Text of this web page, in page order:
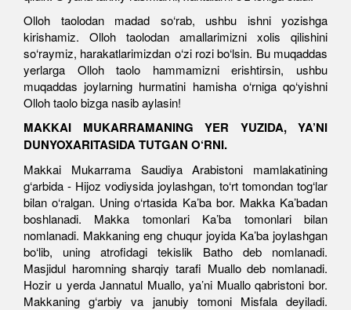
Olloh taolodan madad so‘rab, ushbu ishni yozishga
kirishamiz. Olloh taolodan amallarimizni xolis qilishini
so‘raymiz, harakatlarimizdan o‘zi rozi bo‘lsin. Bu muqaddas
yerlarga Olloh taolo hammamizni erishtirsin, ushbu
muqaddas joylarning hurmatini hamisha o‘rniga qo‘yishni
Olloh taolo bizga nasib aylasin!
MAKKAI MUKARRAMANING YER YUZIDA, YA’NI
DUNYOXARITASIDA TUTGAN O‘RNI.
Makkai Mukarrama Saudiya Arabistoni mamlakatining
g‘arbida - Hijoz vodiysida joylashgan, to‘rt tomondan tog‘lar
bilan o‘ralgan. Uning o‘rtasida Ka’ba bor. Makka Ka’badan
boshlanadi. Makka tomonlari Ka’ba tomonlari bilan
nomlanadi. Makkaning eng chuqur joyida Ka’ba joylashgan
bo‘lib, uning atrofidagi tekislik Batho deb nomlanadi.
Masjidul haromning sharqiy tarafi Muallo deb nomlanadi.
Hozir u yerda Jannatul Muallo, ya’ni Muallo qabristoni bor.
Makkaning g‘arbiy va janubiy tomoni Misfala deyiladi.